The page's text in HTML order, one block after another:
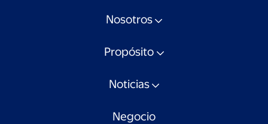
Nosotros
Propósito
Noticias
Negocio